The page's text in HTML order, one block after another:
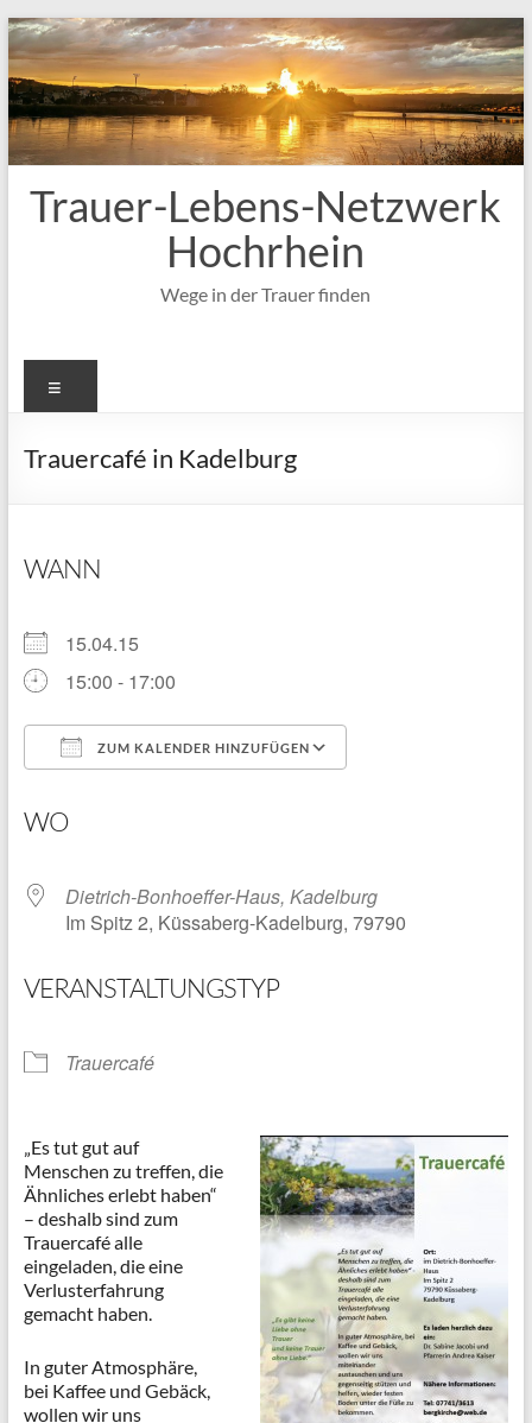
Zum
Inhalt
springen
Trauer-Lebens-Netzwerk
Hochrhein
Wege in der Trauer finden
Trauercafé in Kadelburg
WANN
15.04.15
15:00 - 17:00
ZUM KALENDER HINZUFÜGEN
WO
Dietrich-Bonhoeffer-Haus, Kadelburg
Im Spitz 2, Küssaberg-Kadelburg, 79790
VERANSTALTUNGSTYP
Trauercafé
„Es tut gut auf
Menschen zu treffen, die
Ähnliches erlebt haben“
– deshalb sind zum
Trauercafé alle
eingeladen, die eine
Verlusterfahrung
gemacht haben.
In guter Atmosphäre,
bei Kaffee und Gebäck,
wollen wir uns